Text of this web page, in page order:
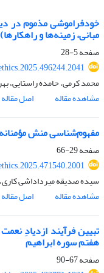
خودفراموشی مذموم در
مبانی، زمینه‌ها و راهکارها)
صفحه5-28
محمد کرمی، حامده راستایی،
مشاهده مقاله
اصل مقاله
مفهوم‌شناسی منش مؤمنانه
صفحه29-66
سیده صدیقه میرداداشی
مشاهده مقاله
اصل مقاله
تبیین فرآیند ازدیادِ
هفتم سوره ابراهیم
صفحه67-90